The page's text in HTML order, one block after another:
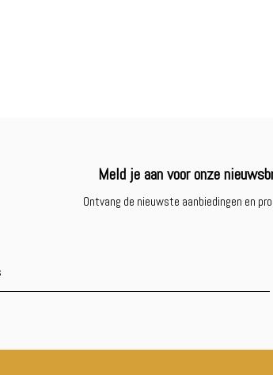
Meld je aan voor onze
Ontvang de nieuwste aanbiedingen en